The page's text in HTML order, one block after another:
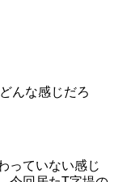
んな感じだろ
っていない感じ